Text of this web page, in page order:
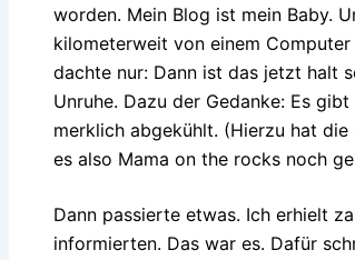
worden. Mein Blog ist mein Baby.
kilometerweit von einem
dachte nur: Dann ist das jetzt halt
Unruhe. Dazu der Gedanke: Es
merklich abgekühlt. (Hierzu hat
es also Mama on the rocks noch
Dann passierte etwas. Ich erhielt
informierten. Das war es. Dafür